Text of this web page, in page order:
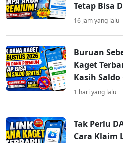
Tetap Bisa
16 jam yang lalu
Buruan
Kaget
Kasih
1 hari yang lalu
Tak Perlu
Cara Klaim